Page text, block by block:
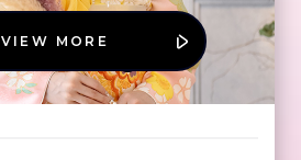
VIEW MORE